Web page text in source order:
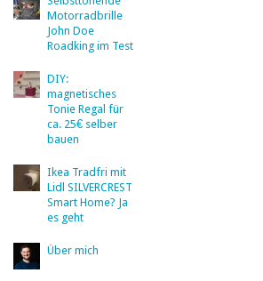
Motorradbrille
John Doe
Roadking im Test
DIY:
magnetisches
Tonie Regal für
ca. 25€ selber
bauen
Ikea Tradfri mit
Lidl SILVERCREST
Smart Home? Ja
es geht
Über mich